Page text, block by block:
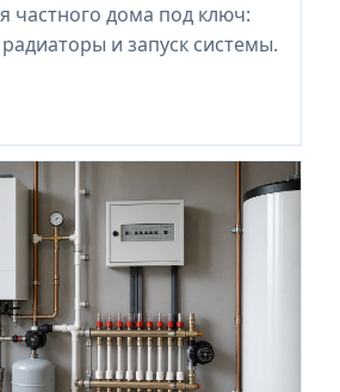
частного дома под ключ:
и запуск системы.